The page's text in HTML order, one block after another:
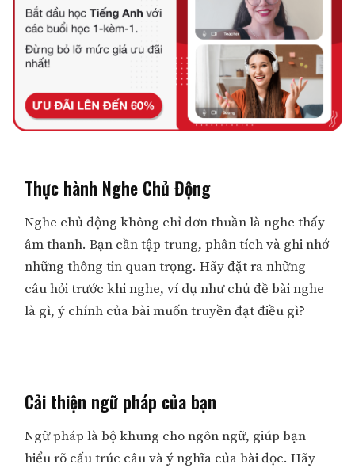
Thực hành Nghe Chủ Động
Nghe chủ động không chỉ đơn thuần là nghe thấy
âm thanh. Bạn cần tập trung, phân tích và ghi nhớ
những thông tin quan trọng. Hãy đặt ra những
câu hỏi trước khi nghe, ví dụ như chủ đề bài nghe
là gì, ý chính của bài muốn truyền đạt điều gì?
Cải thiện ngữ pháp của bạn
Ngữ pháp là bộ khung cho ngôn ngữ, giúp bạn
hiểu rõ cấu trúc câu và ý nghĩa của bài đọc. Hãy